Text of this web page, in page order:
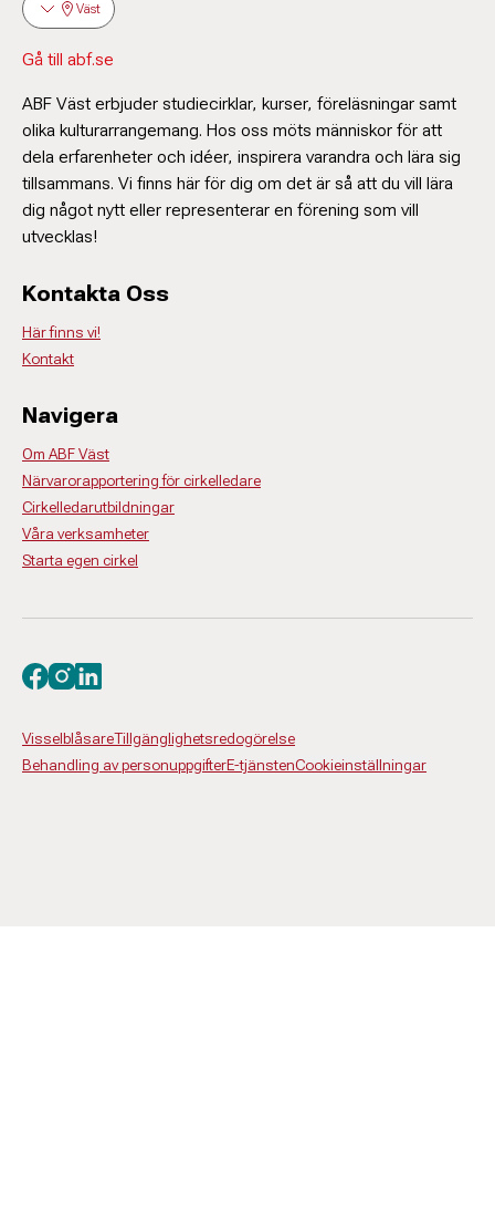
Väst
Gå till abf.se
ABF Väst erbjuder studiecirklar, kurser, föreläsningar samt
olika kulturarrangemang. Hos oss möts människor för att
dela erfarenheter och idéer, inspirera varandra och lära sig
tillsammans. Vi finns här för dig om det är så att du vill lära
dig något nytt eller representerar en förening som vill
utvecklas!
Kontakta Oss
Här finns vi!
Kontakt
Navigera
Om ABF Väst
Närvarorapportering för cirkelledare
Cirkelledarutbildningar
Våra verksamheter
Starta egen cirkel
VisselblåsareTillgänglighetsredogörelse
Behandling av personuppgifterE-tjänstenCookieinställningar
Besök oss på facebook
Besök oss på instagram
Besök oss på linkedin